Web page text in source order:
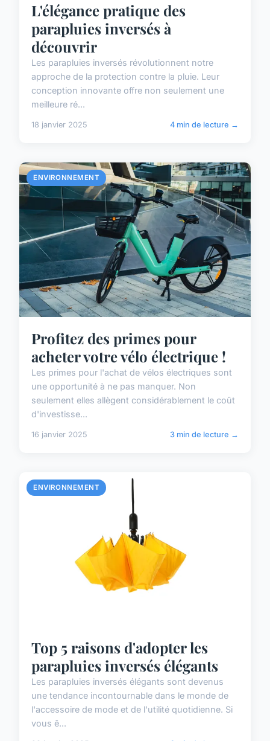
L'élégance pratique des
parapluies inversés à
découvrir
Les parapluies inversés révolutionnent notre
approche de la protection contre la pluie. Leur
conception innovante offre non seulement une
meilleure ré...
18 janvier 2025 4 min de lecture →
ENVIRONNEMENT
Profitez des primes pour
acheter votre vélo électrique !
Les primes pour l'achat de vélos électriques sont
une opportunité à ne pas manquer. Non
seulement elles allègent considérablement le coût
d'investisse...
16 janvier 2025 3 min de lecture →
ENVIRONNEMENT
Top 5 raisons d'adopter les
parapluies inversés élégants
Les parapluies inversés élégants sont devenus
une tendance incontournable dans le monde de
l'accessoire de mode et de l'utilité quotidienne. Si
vous ê...